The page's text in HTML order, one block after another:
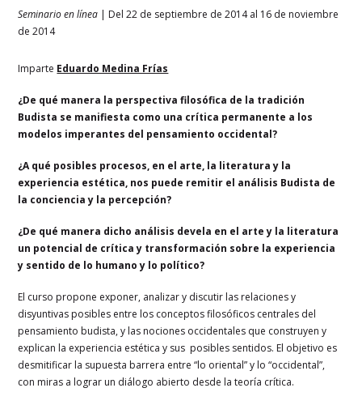
Seminario en línea | Del 22 de septiembre de 2014 al 16 de noviembre
de 2014
Imparte Eduardo Medina Frías
¿De qué manera la perspectiva filosófica de la tradición
Budista se manifiesta como una crítica permanente a los
modelos imperantes del pensamiento occidental?
¿A qué posibles procesos, en el arte, la literatura y la
experiencia estética, nos puede remitir el análisis Budista de
la conciencia y la percepción?
¿De qué manera dicho análisis devela en el arte y la literatura
un potencial de crítica y transformación sobre la experiencia
y sentido de lo humano y lo político?
El curso propone exponer, analizar y discutir las relaciones y
disyuntivas posibles entre los conceptos filosóficos centrales del
pensamiento budista, y las nociones occidentales que construyen y
explican la experiencia estética y sus posibles sentidos. El objetivo es
desmitificar la supuesta barrera entre “lo oriental” y lo “occidental”,
con miras a lograr un diálogo abierto desde la teoría crítica.